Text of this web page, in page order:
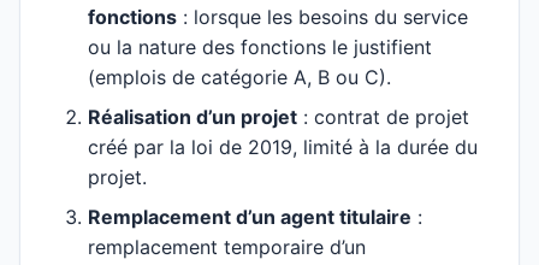
fonctions : lorsque les besoins du service
ou la nature des fonctions le justifient
(emplois de catégorie A, B ou C).
Réalisation d’un projet : contrat de projet
créé par la loi de 2019, limité à la durée du
projet.
Remplacement d’un agent titulaire :
remplacement temporaire d’un